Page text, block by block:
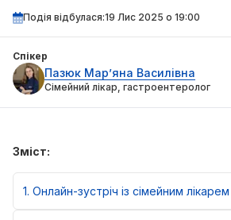
Подія відбулася:19 Лис 2025 о 19:00
Спікер
Пазюк Мар’яна Василівна
Сімейний лікар, гастроентеролог
Зміст:
1 Онлайн-зустріч із сімейним лікарем